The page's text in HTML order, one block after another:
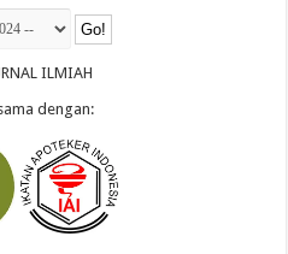
ILMIAH
dengan: